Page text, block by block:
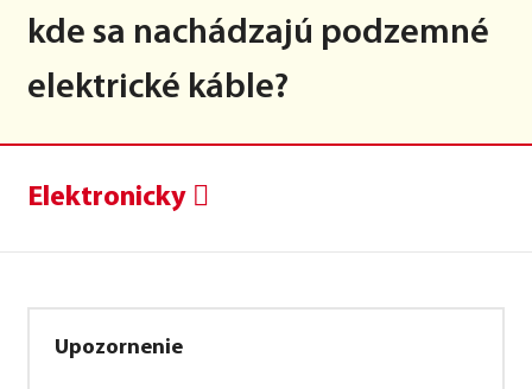
kde sa nachádzajú podzemné
elektrické káble?
Elektronicky
Upozornenie